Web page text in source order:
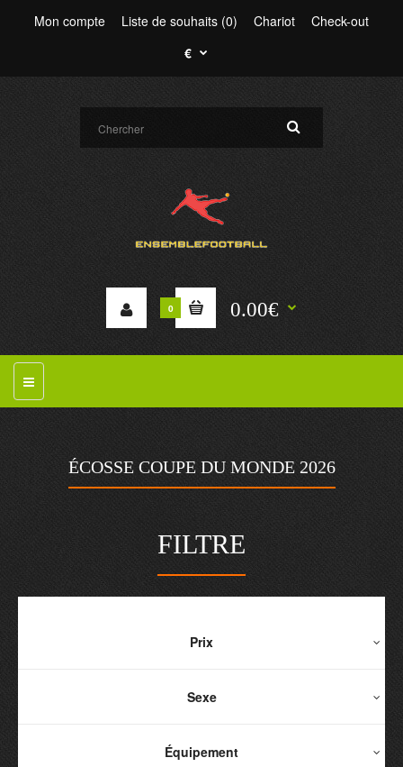
Mon compte Liste de souhaits (0) Chariot
Check-out
€
0 0.00€
ÉCOSSE COUPE DU MONDE 2026
FILTRE
Prix
Sexe
Équipement